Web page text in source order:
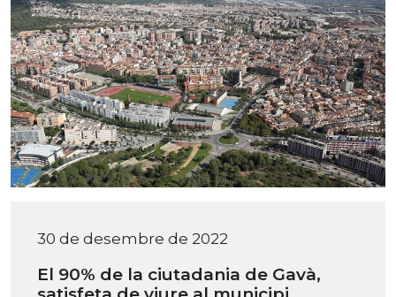
30 de desembre de 2022
El 90% de la ciutadania de Gavà,